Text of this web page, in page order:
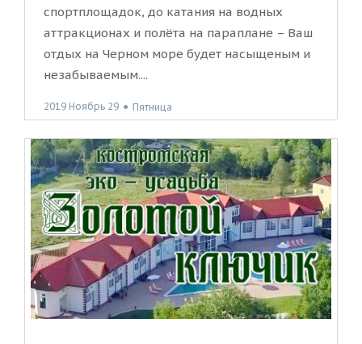
спортплощадок, до катания на водных
аттракционах и полёта на параплане – Ваш
отдых на Черном море будет насыщеным и
незабываемым....
2019 Ноябрь 29 ● Пятница